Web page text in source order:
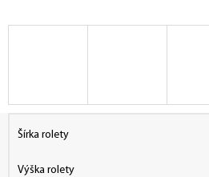
Šírka rolety
Výška rolety